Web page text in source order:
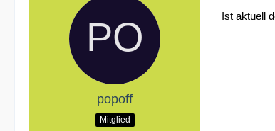
popoff
Mitglied
Ist aktuell